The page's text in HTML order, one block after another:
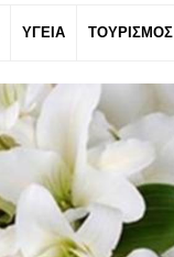
ΥΓΕΙΑ ΤΟΥΡΙΣΜΟΣ